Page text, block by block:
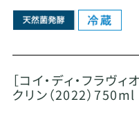
［コイ・ディ・フラヴ
クリン（2022）750ml